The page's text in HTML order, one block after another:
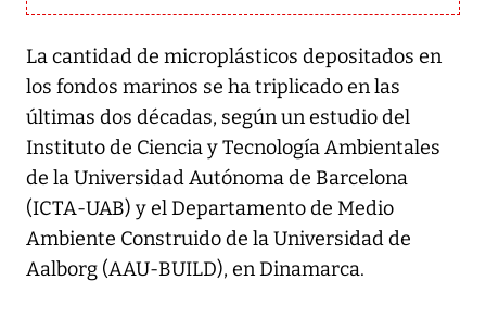
La cantidad de microplásticos depositados en
los fondos marinos se ha triplicado en las
últimas dos décadas, según un estudio del
Instituto de Ciencia y Tecnología Ambientales
de la Universidad Autónoma de Barcelona
(ICTA-UAB) y el Departamento de Medio
Ambiente Construido de la Universidad de
Aalborg (AAU-BUILD), en Dinamarca.